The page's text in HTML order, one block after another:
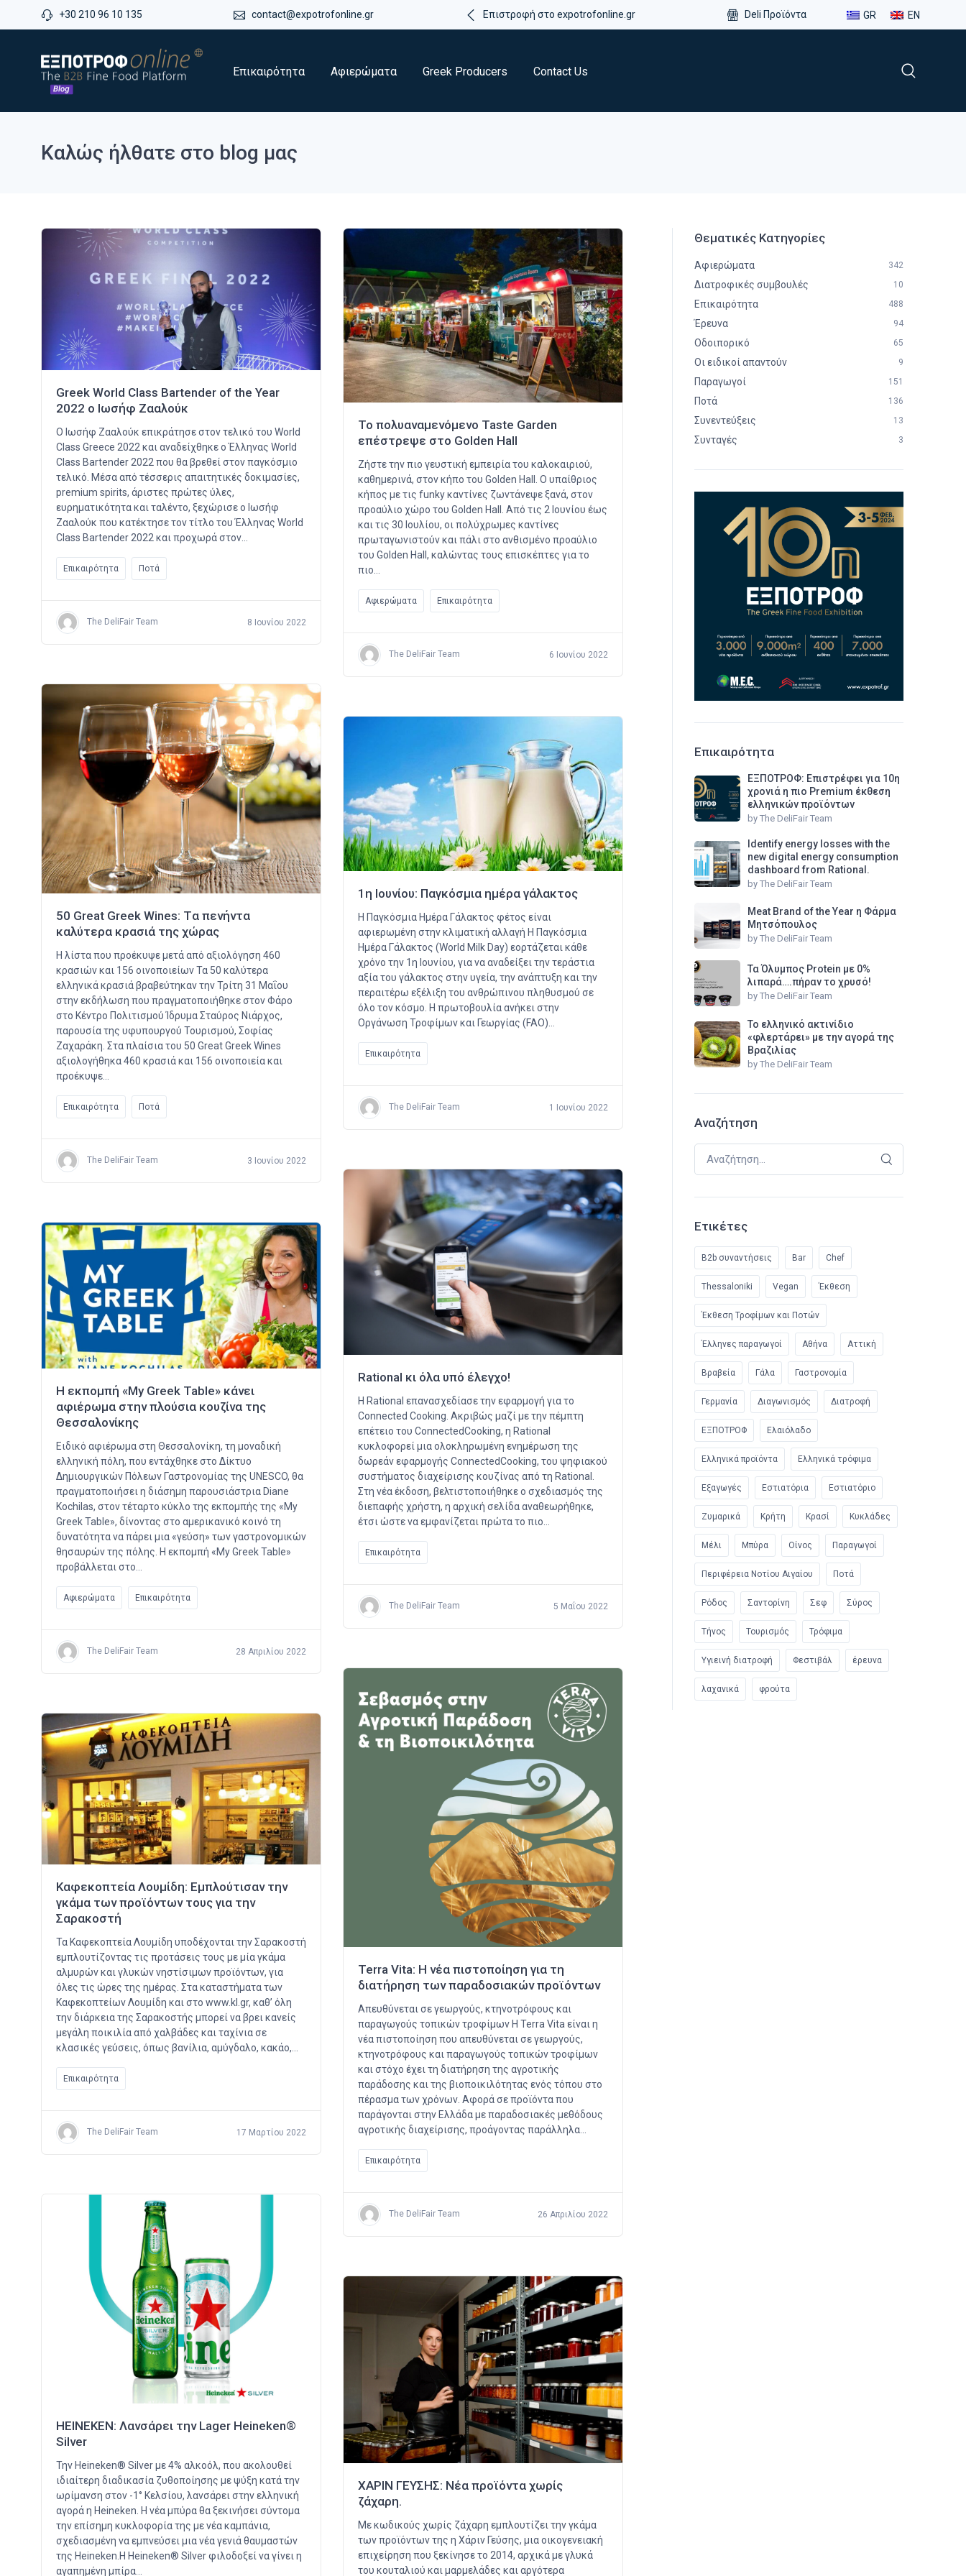
+30 210 96 10 135 contact@expotrofonline.gr Επιστροφή στο expotrofonline.gr Deli Προϊόντα GR EN
Επικαιρότητα Αφιερώματα Greek Producers Contact Us
Καλώς ήλθατε στο blog μας
Greek World Class Bartender of the Year
2022 ο Ιωσήφ Ζααλούκ
Ο Ιωσήφ Ζααλούκ επικράτησε στον τελικό του World
Class Greece 2022 και αναδείχθηκε ο Έλληνας World
Class Bartender 2022 που θα βρεθεί στον παγκόσμιο
τελικό. Μέσα από τέσσερις απαιτητικές δοκιμασίες,
premium spirits, άριστες πρώτες ύλες,
ευρηματικότητα και ταλέντο, ξεχώρισε ο Ιωσήφ
Ζααλούκ που κατέκτησε τον τίτλο του Έλληνας World
Class Bartender 2022 και προχωρά στον…
Επικαιρότητα Ποτά
The DeliFair Team 8 Ιουνίου 2022
Το πολυαναμενόμενο Taste Garden
επέστρεψε στο Golden Hall
Ζήστε την πιο γευστική εμπειρία του καλοκαιριού,
καθημερινά, στον κήπο του Golden Hall. O υπαίθριος
κήπος με τις funky καντίνες ζωντάνεψε ξανά, στον
προαύλιο χώρο του Golden Hall. Από τις 2 Ιουνίου έως
και τις 30 Ιουλίου, οι πολύχρωμες καντίνες
πρωταγωνιστούν και πάλι στο ανθισμένο προαύλιο
του Golden Hall, καλώντας τους επισκέπτες για το
πιο…
Αφιερώματα Επικαιρότητα
The DeliFair Team 6 Ιουνίου 2022
50 Great Greek Wines: Tα πενήντα
καλύτερα κρασιά της χώρας
Η λίστα που προέκυψε μετά από αξιολόγηση 460
κρασιών και 156 οινοποιείων Τα 50 καλύτερα
ελληνικά κρασιά βραβεύτηκαν την Τρίτη 31 Μαΐου
στην εκδήλωση που πραγματοποιήθηκε στον Φάρο
στο Kέντρο Πολιτισμού Ίδρυμα Σταύρος Νιάρχος,
παρουσία της υφυπουργού Τουρισμού, Σοφίας
Ζαχαράκη. Στα πλαίσια του 50 Great Greek Wines
αξιολογήθηκα 460 κρασιά και 156 οινοποιεία και
προέκυψε…
Επικαιρότητα Ποτά
The DeliFair Team 3 Ιουνίου 2022
1η Ιουνίου: Παγκόσμια ημέρα γάλακτος
Η Παγκόσμια Ημέρα Γάλακτος φέτος είναι
αφιερωμένη στην κλιματική αλλαγή Η Παγκόσμια
Ημέρα Γάλακτος (World Milk Day) εορτάζεται κάθε
χρόνο την 1η Ιουνίου, για να αναδείξει την τεράστια
αξία του γάλακτος στην υγεία, την ανάπτυξη και την
περαιτέρω εξέλιξη του ανθρώπινου πληθυσμού σε
όλο τον κόσμο. Η πρωτοβουλία ανήκει στην
Οργάνωση Τροφίμων και Γεωργίας (FAO)…
Επικαιρότητα
The DeliFair Team 1 Ιουνίου 2022
Rational κι όλα υπό έλεγχο!
Η Rational επανασχεδίασε την εφαρμογή για το
Connected Cooking. Ακριβώς μαζί με την πέμπτη
επέτειο του ConnectedCooking, η Rational
κυκλοφορεί μια ολοκληρωμένη ενημέρωση της
δωρεάν εφαρμογής ConnectedCooking, του ψηφιακού
συστήματος διαχείρισης κουζίνας από τη Rational.
Στη νέα έκδοση, βελτιστοποιήθηκε ο σχεδιασμός της
διεπαφής χρήστη, η αρχική σελίδα αναθεωρήθηκε,
έτσι ώστε να εμφανίζεται πρώτα το πιο…
Επικαιρότητα
The DeliFair Team 5 Μαΐου 2022
Η εκπομπή «My Greek Table» κάνει
αφιέρωμα στην πλούσια κουζίνα της
Θεσσαλονίκης
Ειδικό αφιέρωμα στη Θεσσαλονίκη, τη μοναδική
ελληνική πόλη, που εντάχθηκε στο Δίκτυο
Δημιουργικών Πόλεων Γαστρονομίας της UNESCO, θα
πραγματοποιήσει η διάσημη παρουσιάστρια Diane
Kochilas, στον τέταρτο κύκλο της εκπομπής της «My
Greek Table», δίνοντας στο αμερικανικό κοινό τη
δυνατότητα να πάρει μια «γεύση» των γαστρονομικών
θησαυρών της πόλης. Η εκπομπή «My Greek Table»
προβάλλεται στο…
Αφιερώματα Επικαιρότητα
The DeliFair Team 28 Απριλίου 2022
Terra Vita: Η νέα πιστοποίηση για τη
διατήρηση των παραδοσιακών προϊόντων
Απευθύνεται σε γεωργούς, κτηνοτρόφους και
παραγωγούς τοπικών τροφίμων Η Terra Vita είναι η
νέα πιστοποίηση που απευθύνεται σε γεωργούς,
κτηνοτρόφους και παραγωγούς τοπικών τροφίμων
και στόχο έχει τη διατήρηση της αγροτικής
παράδοσης και της βιοποικιλότητας ενός τόπου στο
πέρασμα των χρόνων. Αφορά σε προϊόντα που
παράγονται στην Ελλάδα με παραδοσιακές μεθόδους
αγροτικής διαχείρισης, προάγοντας παράλληλα…
Επικαιρότητα
The DeliFair Team 26 Απριλίου 2022
Καφεκοπτεία Λουμίδη: Εμπλούτισαν την
γκάμα των προϊόντων τους για την
Σαρακοστή
Τα Καφεκοπτεία Λουμίδη υποδέχονται την Σαρακοστή
εμπλουτίζοντας τις προτάσεις τους με μία γκάμα
αλμυρών και γλυκών νηστίσιμων προϊόντων, για
όλες τις ώρες της ημέρας. Στα καταστήματα των
Καφεκοπτείων Λουμίδη και στο www.kl.gr, καθ’ όλη
την διάρκεια της Σαρακοστής μπορεί να βρει κανείς
μεγάλη ποικιλία από χαλβάδες και ταχίνια σε
κλασικές γεύσεις, όπως βανίλια, αμύγδαλο, κακάο,…
Επικαιρότητα
The DeliFair Team 17 Μαρτίου 2022
HEINEKEN: Λανσάρει την Lager Heineken®
Silver
Την Heineken® Silver με 4% αλκοόλ, που ακολουθεί
ιδιαίτερη διαδικασία ζυθοποίησης με ψύξη κατά την
ωρίμανση στον -1° Κελσίου, λανσάρει στην ελληνική
αγορά η Heineken. Η νέα μπύρα θα ξεκινήσει σύντομα
την επίσημη κυκλοφορία της με νέα καμπάνια,
σχεδιασμένη να εμπνεύσει μια νέα γενιά θαυμαστών
της Heineken.Η Heineken® Silver φιλοδοξεί να γίνει η
αγαπημένη μπίρα…
ΧΑΡΙΝ ΓΕΥΣΗΣ: Νέα προϊόντα χωρίς
ζάχαρη.
Με κωδικούς χωρίς ζάχαρη εμπλουτίζει την γκάμα
των προϊόντων της η Χάριν Γεύσης, μια οικογενειακή
επιχείρηση που ξεκίνησε το 2014, αρχικά με γλυκά
του κουταλιού και μαρμελάδες και αργότερα
Θεματικές Κατηγορίες
Αφιερώματα 342
Διατροφικές συμβουλές 10
Επικαιρότητα 488
Έρευνα 94
Οδοιπορικό 65
Οι ειδικοί απαντούν 9
Παραγωγοί 151
Ποτά 136
Συνεντεύξεις 13
Συνταγές 3
Επικαιρότητα
ΕΞΠΟΤΡΟΦ: Επιστρέφει για 10η
χρονιά η πιο Premium έκθεση
ελληνικών προϊόντων
by The DeliFair Team
Identify energy losses with the
new digital energy consumption
dashboard from Rational.
by The DeliFair Team
Meat Brand of the Year η Φάρμα
Μητσόπουλος
by The DeliFair Team
Τα Όλυμπος Protein με 0%
λιπαρά….πήραν το χρυσό!
by The DeliFair Team
Το ελληνικό ακτινίδιο
«φλερτάρει» με την αγορά της
Βραζιλίας
by The DeliFair Team
Αναζήτηση
Αναζήτηση για:
Ετικέτες
B2b συναντήσεις Bar Chef
Thessaloniki Vegan Έκθεση
Έκθεση Τροφίμων και Ποτών
Έλληνες παραγωγοί Αθήνα Αττική
Βραβεία Γάλα Γαστρονομία
Γερμανία Διαγωνισμός Διατροφή
ΕΞΠΟΤΡΟΦ Ελαιόλαδο
Ελληνικά προϊόντα Ελληνικά τρόφιμα
Εξαγωγές Εστιατόρια Εστιατόριο
Ζυμαρικά Κρήτη Κρασί Κυκλάδες
Μέλι Μπύρα Οίνος Παραγωγοί
Περιφέρεια Νοτίου Αιγαίου Ποτά
Ρόδος Σαντορίνη Σεφ Σύρος
Τήνος Τουρισμός Τρόφιμα
Υγιεινή διατροφή Φεστιβάλ έρευνα
λαχανικά φρούτα